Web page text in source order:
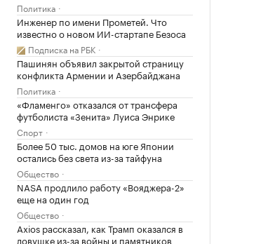
Политика
Инженер по имени Прометей. Что
известно о новом ИИ-стартапе Безоса
Подписка на РБК
Пашинян объявил закрытой страницу
конфликта Армении и Азербайджана
Политика
«Фламенго» отказался от трансфера
футболиста «Зенита» Луиса Энрике
Спорт
Более 50 тыс. домов на юге Японии
остались без света из-за тайфуна
Общество
NASA продлило работу «Вояджера-2»
еще на один год
Общество
Axios рассказал, как Трамп оказался в
ловушке из-за войны и памятников